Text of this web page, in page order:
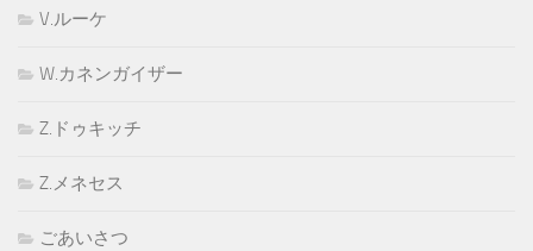
V.ルーケ
W.カネンガイザー
Z.ドゥキッチ
Z.メネセス
ごあいさつ